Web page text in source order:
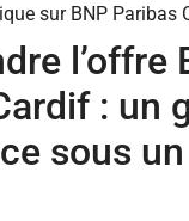
sur BNP Paribas
l’offre
: un
sous